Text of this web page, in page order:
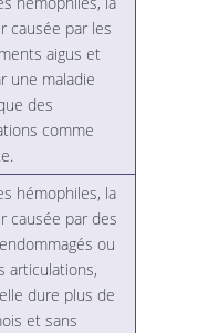
causée par les
aigus et
une maladie
des
comme
hémophiles, la
causée par des
ou
articulations,
dure plus de
et sans